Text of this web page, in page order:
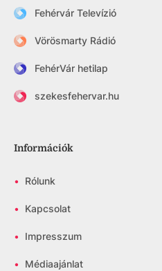
Fehérvár Televízió
Vörösmarty Rádió
FehérVár hetilap
szekesfehervar.hu
Információk
• Rólunk
• Kapcsolat
• Impresszum
• Médiaajánlat